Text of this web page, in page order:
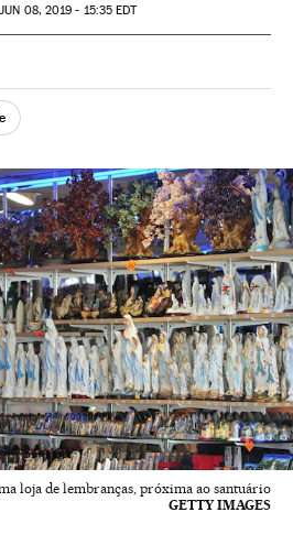
08, 2019 - 15:35 EDT
Redes Sociales
loja de lembranças, próxima ao santuário
GETTY IMAGES